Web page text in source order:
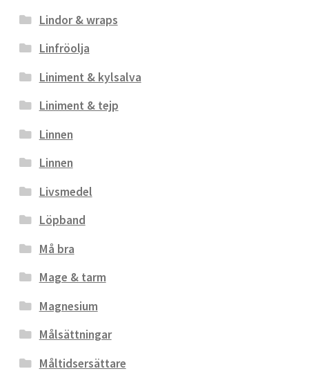
Lindor & wraps
Linfröolja
Liniment & kylsalva
Liniment & tejp
Linnen
Linnen
Livsmedel
Löpband
Må bra
Mage & tarm
Magnesium
Målsättningar
Måltidsersättare